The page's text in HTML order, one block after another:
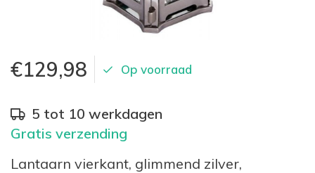
€129,98 Op voorraad
5 tot 10 werkdagen
Gratis verzending
Lantaarn vierkant, glimmend zilver,